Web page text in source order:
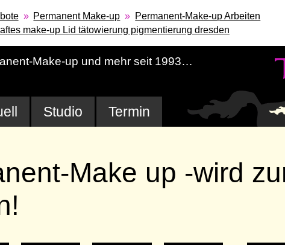
Permanent Make-up
Permanent-Make-up Arbeiten
make-up Lid tätowierung pigmentierung dresden
Make-up und mehr seit 1993…
Studio Termin
Make up -wird